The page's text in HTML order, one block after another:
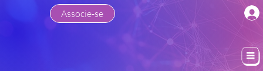
Associe-se